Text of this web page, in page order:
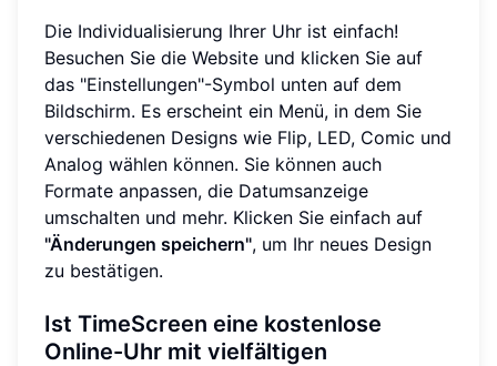
Die Individualisierung Ihrer Uhr ist einfach!
Besuchen Sie die Website und klicken Sie auf
das "Einstellungen"-Symbol unten auf dem
Bildschirm. Es erscheint ein Menü, in dem Sie
verschiedenen Designs wie Flip, LED, Comic und
Analog wählen können. Sie können auch
Formate anpassen, die Datumsanzeige
umschalten und mehr. Klicken Sie einfach auf
"Änderungen speichern", um Ihr neues Design
zu bestätigen.
Ist TimeScreen eine kostenlose
Online-Uhr mit vielfältigen